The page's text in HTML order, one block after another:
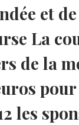
et
La
de la
les